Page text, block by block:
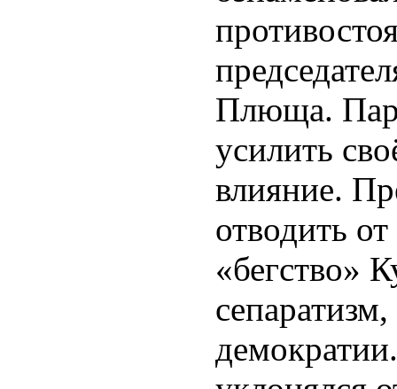
Плюща.
усилить
влияние.
отводить
«бегство»